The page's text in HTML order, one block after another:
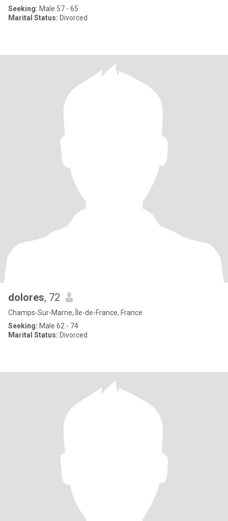
Seeking: Male 57 - 65
Marital Status: Divorced
dolores, 72
Champs-Sur-Marne, Île-de-France, France
Seeking: Male 62 - 74
Marital Status: Divorced